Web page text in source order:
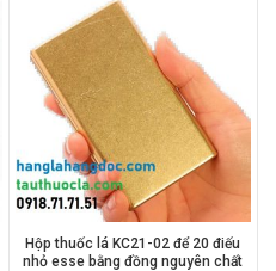
Hộp thuốc lá KC21-02 để 20 điếu
nhỏ esse bằng đồng nguyên chất